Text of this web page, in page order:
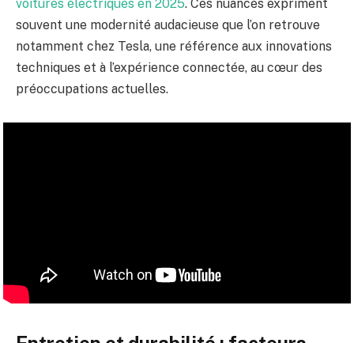
voitures électriques en 2025. Ces nuances expriment
souvent une modernité audacieuse que l’on retrouve
notamment chez Tesla, une référence aux innovations
techniques et à l’expérience connectée, au cœur des
préoccupations actuelles.